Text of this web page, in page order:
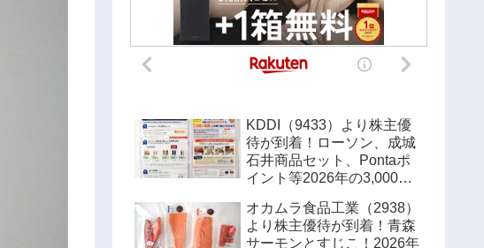
KDDI（9433）より株主優
待が到着！ローソン、成城
石井商品セット、Pontaポ
イント等2026年の3,000円
オカムラ食品工業（2938）
より株主優待が到着！青森
サーモンとすじこ！2026年